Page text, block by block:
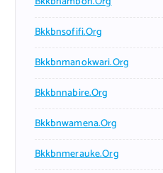
Bkkbnsofifi.org
Bkkbnmanokwari.org
Bkkbnnabire.org
Bkkbnwamena.org
Bkkbnmerauke.org